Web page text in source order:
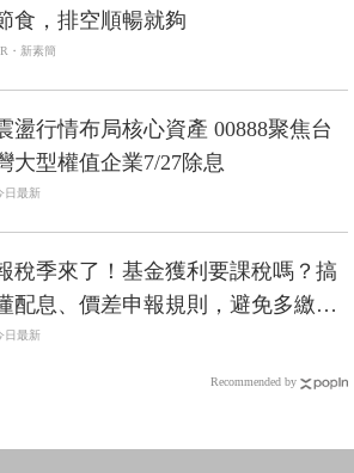
食，排空順暢就夠
・新素簡
盪行情布局核心資產 00888聚焦台
大型權值企業7/27除息
日最新
稅季來了！基金獲利要課稅嗎？搞
配息、價差申報規則，避免多繳冤
稅
日最新
Recommended by